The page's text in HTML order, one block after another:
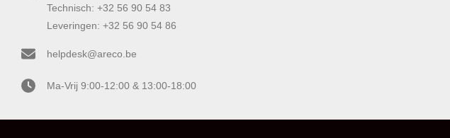
Technisch: +32 56 90 54 83
Leveringen: +32 56 90 54 86
helpdesk@areco.be
Ma-Vrij 9:00-12:00 & 13:00-18:00